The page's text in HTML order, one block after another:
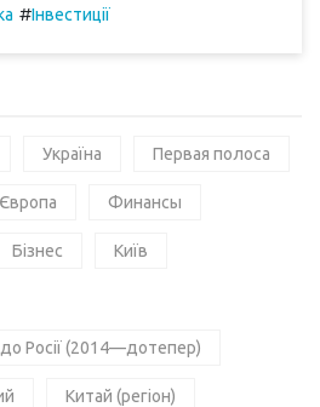
#Інвестиції
Україна Первая полоса
Європа Финансы
Бізнес Київ
Росії (2014—дотепер)
Китай (регіон)